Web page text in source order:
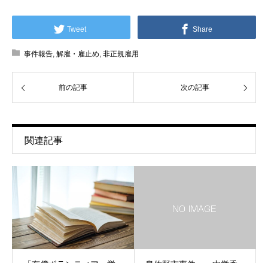
Tweet Share
事件報告 解雇・雇止め 非正規雇用
前の記事 次の記事
関連記事